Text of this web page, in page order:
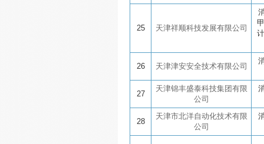
25 天津祥顺科技发展有限公司
26 天津津安安全技术有限公司
27
天津锦丰盛泰科技集团有限
公司
28
天津市北洋自动化技术有限
公司